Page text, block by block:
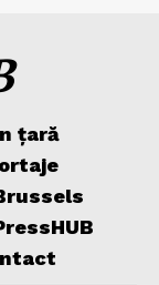
țară